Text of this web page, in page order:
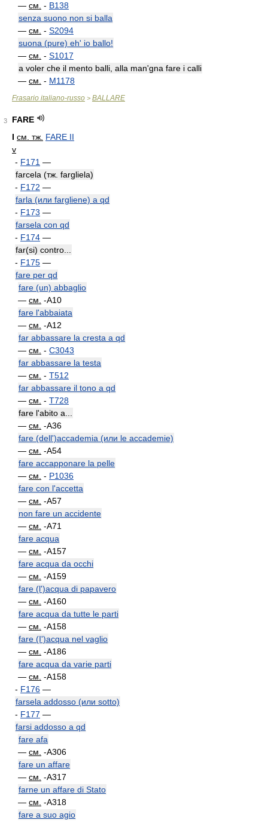
— см. - B138
senza suono non si balla
— см. - S2094
suona (pure) eh' io ballo!
— см. - S1017
a voler che il mento balli, alla man'gna fare i calli
— см. - M1178
Frasario italiano-russo > BALLARE
3
FARE
I см. тж. FARE II
v
- F171 —
farcela (тж. fargliela)
- F172 —
farla (или fargliene) a qd
- F173 —
farsela con qd
- F174 —
far(si) contro...
- F175 —
fare per qd
fare (un) abbaglio
— см. -A10
fare l'abbaiata
— см. -A12
far abbassare la cresta a qd
— см. - C3043
far abbassare la testa
— см. - T512
far abbassare il tono a qd
— см. - T728
fare l'abito a...
— см. -A36
fare (dell')accademia (или le accademie)
— см. -A54
fare accapponare la pelle
— см. - P1036
fare con l'accetta
— см. -A57
non fare un accidente
— см. -A71
fare acqua
— см. -A157
fare acqua da occhi
— см. -A159
fare (l')acqua di papavero
— см. -A160
fare acqua da tutte le parti
— см. -A158
fare (I')acqua nel vaglio
— см. -A186
fare acqua da varie parti
— см. -A158
- F176 —
farsela addosso (или sotto)
- F177 —
farsi addosso a qd
fare afa
— см. -A306
fare un affare
— см. -A317
farne un affare di Stato
— см. -A318
fare a suo agio